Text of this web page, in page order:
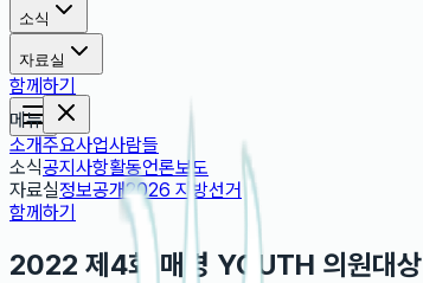
소식
자료실
함께하기
메뉴
소개주요사업사람들
소식공지사항활동언론보도
자료실정보공개2026 지방선거
함께하기
2022 제4회 매경 YOUTH 의원대상